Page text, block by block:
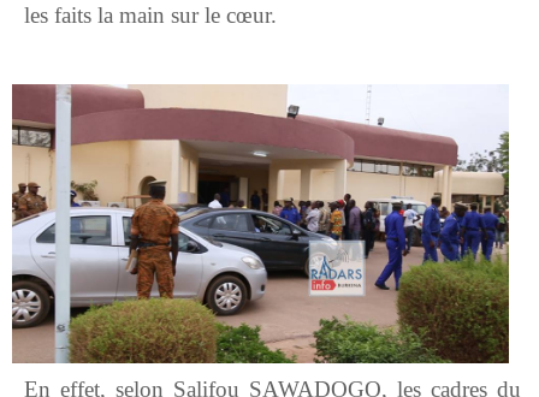
les faits la main sur le cœur.
En effet, selon Salifou SAWADOGO, les cadres du